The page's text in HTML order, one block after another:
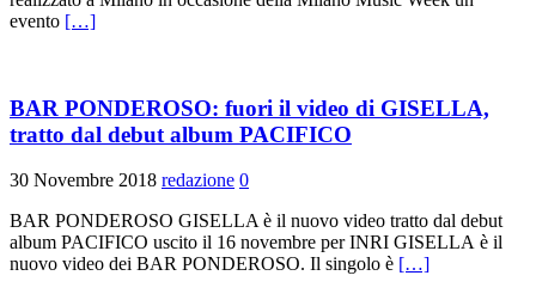
evento […]
BAR PONDEROSO: fuori il video di GISELLA,
tratto dal debut album PACIFICO
30 Novembre 2018 redazione 0
BAR PONDEROSO GISELLA è il nuovo video tratto dal debut
album PACIFICO uscito il 16 novembre per INRI GISELLA è il
nuovo video dei BAR PONDEROSO. Il singolo è […]